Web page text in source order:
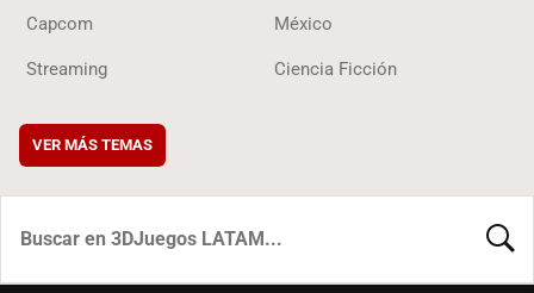
Capcom México
Streaming Ciencia Ficción
VER MÁS TEMAS